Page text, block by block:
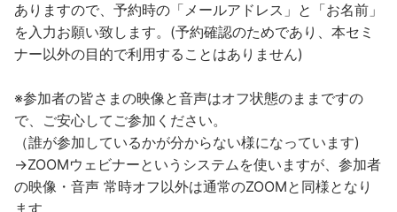
ありますので、予約時の「メールアドレス」と「お名前」
を入力お願い致します。(予約確認のためであり、本セミ
ナー以外の目的で利用することはありません)
※参加者の皆さまの映像と音声はオフ状態のままですの
で、ご安心してご参加ください。
（誰が参加しているかが分からない様になっています)
→ZOOMウェビナーというシステムを使いますが、参加者
の映像・音声 常時オフ以外は通常のZOOMと同様となり
ます。